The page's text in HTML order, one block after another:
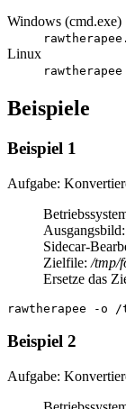
Windows (cmd.exe)
Linux
Beispiele
Beispiel 1
Aufgabe:
Ausgangsbild:
Sidecar-
Zielfile: /tmp/
Ersetze das
rawtherapee -
Beispiel 2
Aufgabe: